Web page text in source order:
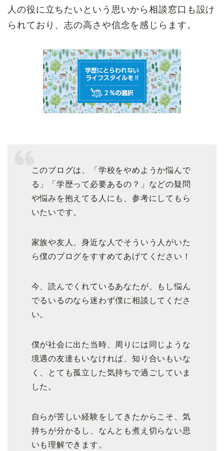
人の役に立ちたいという思いから相談窓口も設け
られており、志の高さや信念を感じらます。
このブログは、「学校をやめようか悩んで
る」「学歴って必要あるの？」などの疑問
や悩みを抱えてる人にも、参考にしてもら
いたいです。
家族や友人、身近な人でそういう人がいた
ら僕のブログをすすめてあげてください！
今、読んでくれているあなたが、もし悩ん
でるいるのなら迷わず僕に相談してくださ
い。
僕が社会に出た当時、周りには同じような
境遇の友達もいなければ、知り合いもいな
く、とても孤立した気持ちで過ごしていま
した。
自らが苦しい経験をしてきたからこそ、気
持ちが分かるし、なんとも煮え切らない思
いも理解できます。